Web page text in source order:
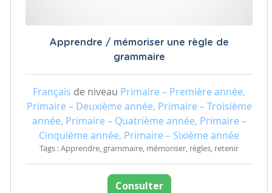
Apprendre / mémoriser une règle de
grammaire
Français de niveau Primaire – Première année,
Primaire – Deuxième année, Primaire – Troisième
année, Primaire – Quatrième année, Primaire –
Cinquième année, Primaire – Sixième année
Tags : Apprendre, grammaire, mémoriser, règles, retenir
Consulter